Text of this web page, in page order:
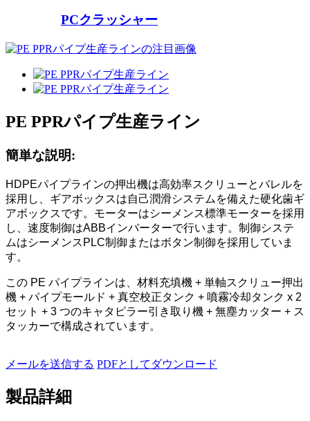
PCクラッシャー
PE PPRパイプ生産ライン
簡単な説明:
HDPEパイプラインの押出機は高効率スクリューとバレルを
採用し、ギアボックスは自己潤滑システムを備えた硬化歯ギ
アボックスです。モーターはシーメンス標準モーターを採用
し、速度制御はABBインバーターで行います。制御システ
ムはシーメンスPLC制御またはボタン制御を採用していま
す。
この PE パイプラインは、材料充填機 + 単軸スクリュー押出
機 + パイプモールド + 真空校正タンク + 噴霧冷却タンク x 2
セット + 3 つのキャタピラー引き取り機 + 無塵カッター + ス
タッカーで構成されています。
メールを送信する PDFとしてダウンロード
製品詳細